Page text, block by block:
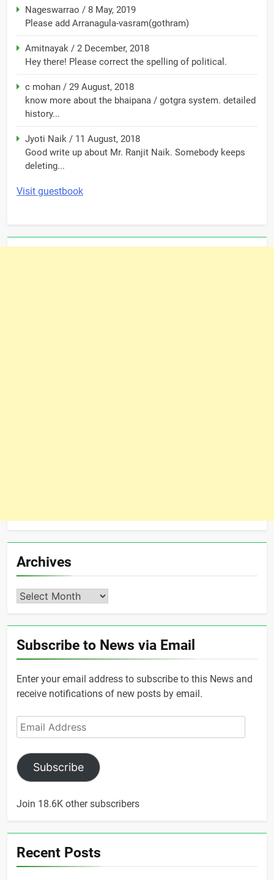
Nageswarrao / 8 May, 2019
Please add Arranagula-vasram(gothram)
Amitnayak / 2 December, 2018
Hey there! Please correct the spelling of political.
c mohan / 29 August, 2018
know more about the bhaipana / gotgra system. detailed
history...
Jyoti Naik / 11 August, 2018
Good write up about Mr. Ranjit Naik. Somebody keeps
deleting...
Visit guestbook
Archives
Archives
Subscribe to News via Email
Enter your email address to subscribe to this News and
receive notifications of new posts by email.
Email
Address
Subscribe
Join 18.6K other subscribers
Recent Posts